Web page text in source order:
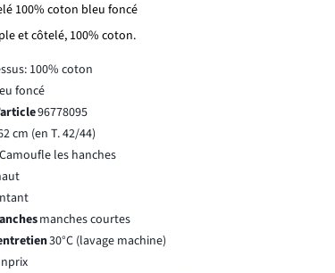
100% coton bleu foncé
et côtelé, 100% coton.
100% coton
foncé
96778095
cm (en T. 42/44)
Camoufle les hanches
manches courtes
30°C (lavage machine)